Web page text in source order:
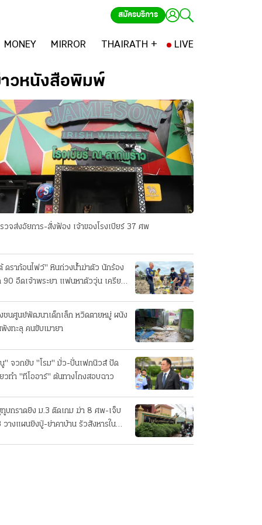
สมัครบริการ
MONEY MIRROR THAIRATH + LIVE
วหนังสือพิมพ์
วจส่งอัยการ-สั่งฟ้อง เจ้าของโรงเบียร์ 37 ศพ
ดราก้อนไฟว์" หินถ่วงน้ำฆ่าตัว นักร้อง
90 อืดเจ้าพระยา แฟนหาตัววุ่น เครียด
ชนศูนย์พัฒนาเด็กเล็ก หวิดตายหมู่ ผนัง
งทะลุ คนขับเมายา
" จวกยับ "โรม" มั่ว-ปั่นเฟกนิวส์ ปัด
วทํา "ทีโออาร์" ต้นทางโกงสอบฉาว
บกราดยิง ม.3 ติดเกม ฆ่า 8 ศพ-เจ็บ
วางแผนยิงปู่-ย่าคาบ้าน รัวสังหารใน